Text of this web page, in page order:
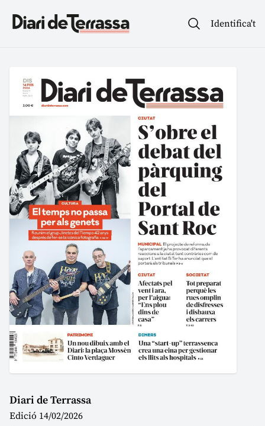
Identifica't
Diari de Terrassa
Edició 14/02/2026